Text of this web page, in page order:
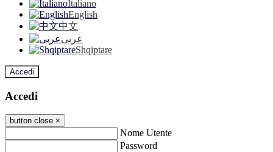
Italiano
English
中文
عربى
Shqiptare
Accedi
Accedi
button close ×
Nome Utente
Password